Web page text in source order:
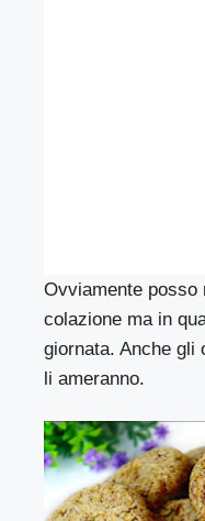
Ovviamente posso
colazione ma in
giornata. Anche gli
li ameranno.